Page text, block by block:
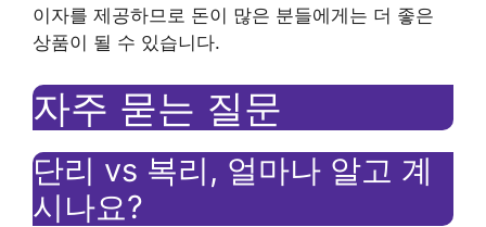
이자를 제공하므로 돈이 많은 분들에게는 더 좋은
상품이 될 수 있습니다.
자주 묻는 질문
단리 vs 복리, 얼마나 알고 계
시나요?